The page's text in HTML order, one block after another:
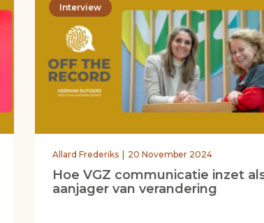
Interview
Allard Frederiks 20 November 2024
Hoe VGZ communicatie inzet
aanjager van verandering